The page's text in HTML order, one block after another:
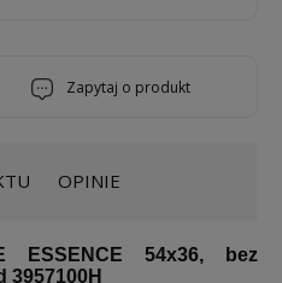
zapytaj o produkt
OPINIE
ESSENCE 54x36, bez
3957100H